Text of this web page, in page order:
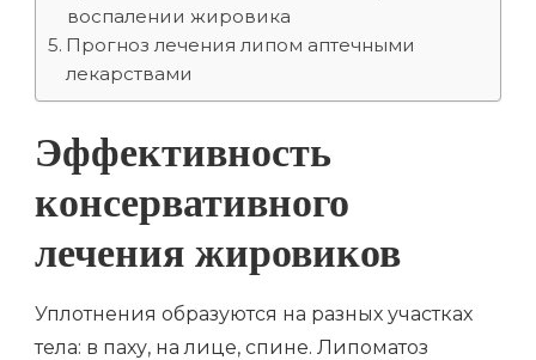
воспалении жировика
Прогноз лечения липом аптечными
лекарствами
Эффективность
консервативного
лечения жировиков
Уплотнения образуются на разных участках
тела: в паху, на лице, спине. Липоматоз